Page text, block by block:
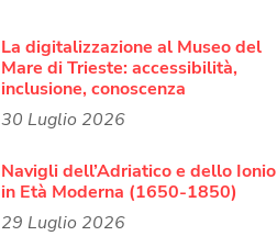
La digitalizzazione al Museo del
Mare di Trieste: accessibilità,
inclusione, conoscenza
30 Luglio 2026
Navigli dell’Adriatico e dello Ionio
in Età Moderna (1650-1850)
29 Luglio 2026